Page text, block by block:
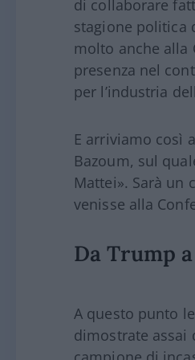
di collaborare
stagione politica
molto anche alla
presenza nel
per l’industria
E arriviamo così
Bazoum, sul
Mattei». Sarà un
venisse alla
Da Trump
A questo punto
dimostrate assai